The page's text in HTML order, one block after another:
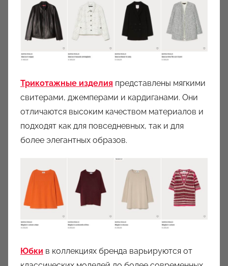
Трикотажные изделия представлены мягкими
свитерами, джемперами и кардиганами. Они
отличаются высоким качеством материалов и
подходят как для повседневных, так и для
более элегантных образов.
Юбки в коллекциях бренда варьируются от